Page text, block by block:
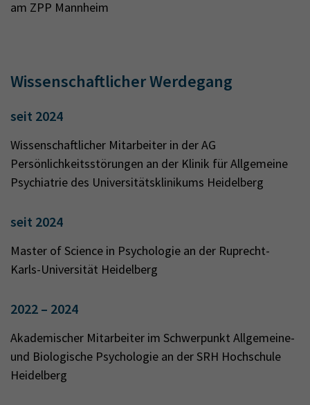
am ZPP Mannheim
Wissenschaftlicher Werdegang
seit 2024
Wissenschaftlicher Mitarbeiter in der AG
Persönlichkeitsstörungen an der Klinik für Allgemeine
Psychiatrie des Universitätsklinikums Heidelberg
seit 2024
Master of Science in Psychologie an der Ruprecht-
Karls-Universität Heidelberg
2022 – 2024
Akademischer Mitarbeiter im Schwerpunkt Allgemeine-
und Biologische Psychologie an der SRH Hochschule
Heidelberg